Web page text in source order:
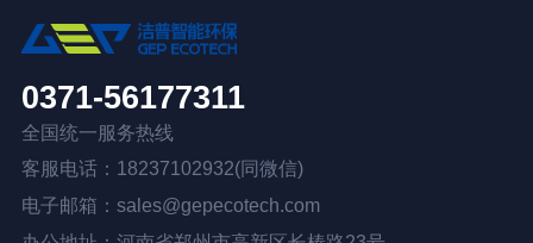
0371-56177311
全国统一服务热线
客服电话：18237102932(同微信)
电子邮箱：sales@gepecotech.com